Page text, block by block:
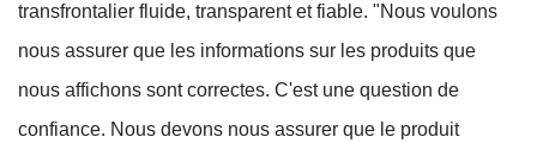
transfrontalier fluide, transparent et fiable. "Nous voulons
nous assurer que les informations sur les produits que
nous affichons sont correctes. C'est une question de
confiance. Nous devons nous assurer que le produit